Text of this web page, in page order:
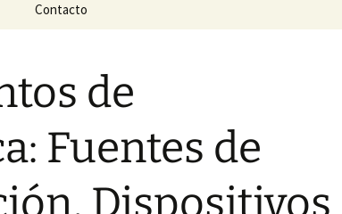
Contacto
de
Fuentes de
Dispositivos